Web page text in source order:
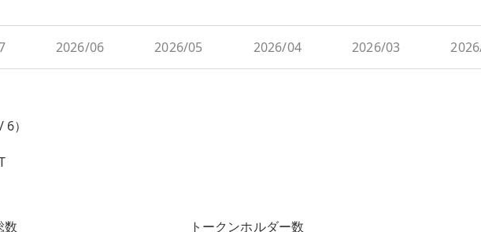
2026/06 2026/05 2026/04 2026/03
）
数 トークンホルダー数